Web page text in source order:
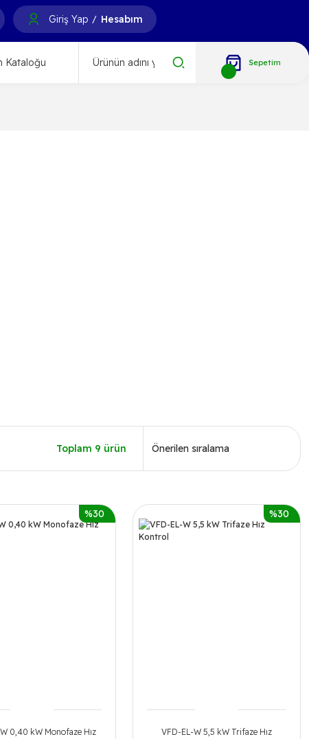
Giriş Yap / Hesabım
Kataloğu Sepetim
Toplam 9 ürün
%30
0,40 kW Monofaze Hız
%30
VFD-EL-W 5,5 kW Trifaze Hız